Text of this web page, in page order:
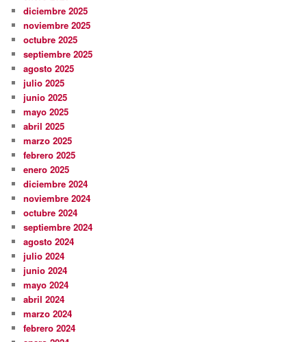
diciembre 2025
noviembre 2025
octubre 2025
septiembre 2025
agosto 2025
julio 2025
junio 2025
mayo 2025
abril 2025
marzo 2025
febrero 2025
enero 2025
diciembre 2024
noviembre 2024
octubre 2024
septiembre 2024
agosto 2024
julio 2024
junio 2024
mayo 2024
abril 2024
marzo 2024
febrero 2024